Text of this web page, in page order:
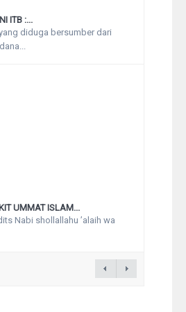
ITB :...
diduga bersumber dari
UMMAT ISLAM...
Nabi shollallahu ’alaih wa